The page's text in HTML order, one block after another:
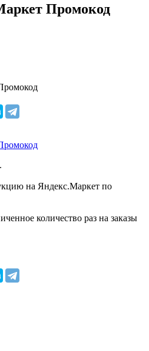
Промокод
на Яндекс.Маркет по
количество раз на заказы